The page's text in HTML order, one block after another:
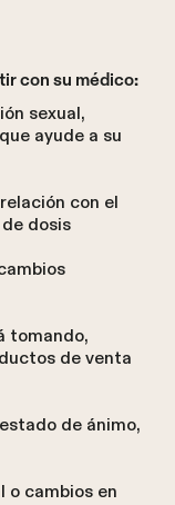
con su médico:
sexual,
ayude a su
con el
dosis
tomando,
de venta
de ánimo,
o cambios en